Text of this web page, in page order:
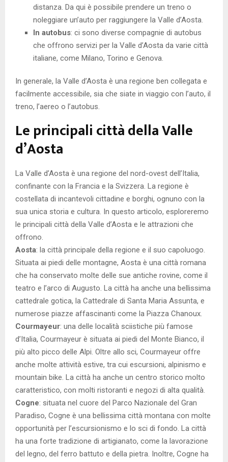
distanza. Da qui è possibile prendere un treno o
noleggiare un’auto per raggiungere la Valle d’Aosta.
In autobus: ci sono diverse compagnie di autobus
che offrono servizi per la Valle d’Aosta da varie città
italiane, come Milano, Torino e Genova.
In generale, la Valle d’Aosta è una regione ben collegata e
facilmente accessibile, sia che siate in viaggio con l’auto, il
treno, l’aereo o l’autobus.
Le principali città della Valle
d’Aosta
La Valle d’Aosta è una regione del nord-ovest dell’Italia,
confinante con la Francia e la Svizzera. La regione è
costellata di incantevoli cittadine e borghi, ognuno con la
sua unica storia e cultura. In questo articolo, esploreremo
le principali città della Valle d’Aosta e le attrazioni che
offrono.
Aosta: la città principale della regione e il suo capoluogo.
Situata ai piedi delle montagne, Aosta è una città romana
che ha conservato molte delle sue antiche rovine, come il
teatro e l’arco di Augusto. La città ha anche una bellissima
cattedrale gotica, la Cattedrale di Santa Maria Assunta, e
numerose piazze affascinanti come la Piazza Chanoux.
Courmayeur: una delle località sciistiche più famose
d’Italia, Courmayeur è situata ai piedi del Monte Bianco, il
più alto picco delle Alpi. Oltre allo sci, Courmayeur offre
anche molte attività estive, tra cui escursioni, alpinismo e
mountain bike. La città ha anche un centro storico molto
caratteristico, con molti ristoranti e negozi di alta qualità.
Cogne: situata nel cuore del Parco Nazionale del Gran
Paradiso, Cogne è una bellissima città montana con molte
opportunità per l’escursionismo e lo sci di fondo. La città
ha una forte tradizione di artigianato, come la lavorazione
del legno, del ferro battuto e della pietra. Inoltre, Cogne ha